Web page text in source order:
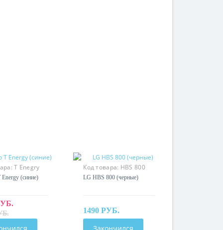
T Enegry
(синие)
Код товара: HBS 800
LG HBS 800 (черные)
1490 РУБ.